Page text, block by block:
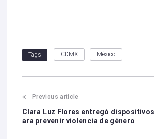
Tags CDMX México
Previous article
Clara Luz Flores entregó
ara prevenir violencia de género